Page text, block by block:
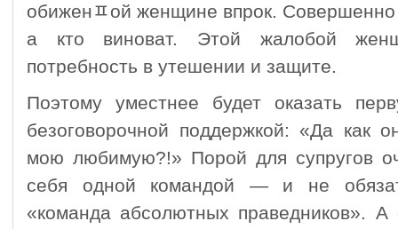
обиженﾽой женщине впрок. Совершенно
а кто виноват. Этой жалобой
потребность в утешении и защите.
Поэтому уместнее будет оказать
безоговорочной поддержкой: «Да как
мою любимую?!» Порой для супругов
себя одной командой — и не
«команда абсолютных праведников».